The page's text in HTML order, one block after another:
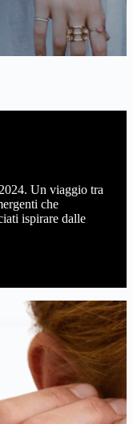
Un viaggio tra
che
ispirare dalle